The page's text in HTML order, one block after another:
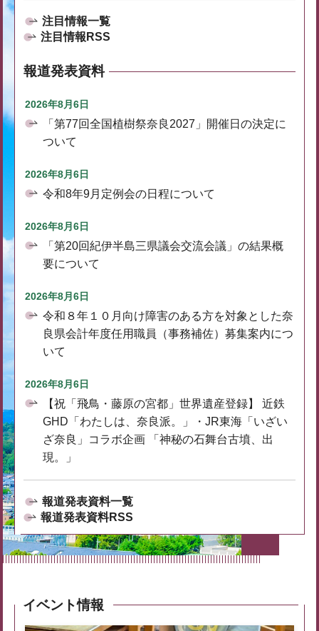
注目情報一覧
注目情報RSS
報道発表資料
2026年8月6日
「第77回全国植樹祭奈良2027」開催日の決定に
ついて
2026年8月6日
令和8年9月定例会の日程について
2026年8月6日
「第20回紀伊半島三県議会交流会議」の結果概
要について
2026年8月6日
令和８年１０月向け障害のある方を対象とした奈
良県会計年度任用職員（事務補佐）募集案内につ
いて
2026年8月6日
【祝「飛鳥・藤原の宮都」世界遺産登録】 近鉄
GHD「わたしは、奈良派。」・JR東海「いざい
ざ奈良」コラボ企画 「神秘の石舞台古墳、出
現。」
報道発表資料一覧
報道発表資料RSS
イベント情報